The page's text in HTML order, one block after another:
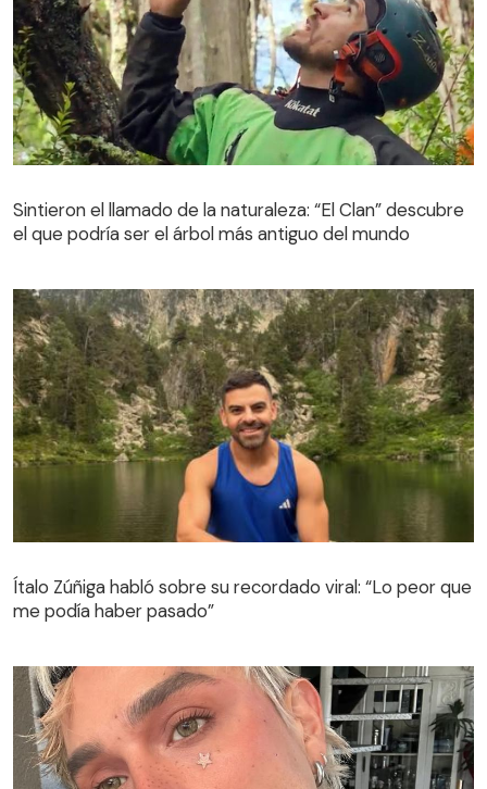
el que podría ser el árbol más antiguo del mundo
Sintieron el llamado de la naturaleza: “El Clan” descubre
el que podría ser el árbol más antiguo del mundo
Ítalo Zúñiga habló sobre su recordado viral: “Lo peor que
me podía haber pasado”